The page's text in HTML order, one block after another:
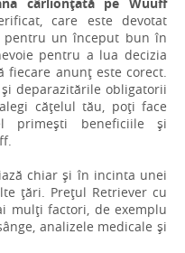
care este devotat
un început bun în
pentru a lua decizia
fiecare anunț este corect.
deparazitările obligatorii
cățelul tău, poți face
primești beneficiile și
chiar și în incinta unei
țări. Prețul Retriever cu
mulți factori, de exemplu
analizele medicale și